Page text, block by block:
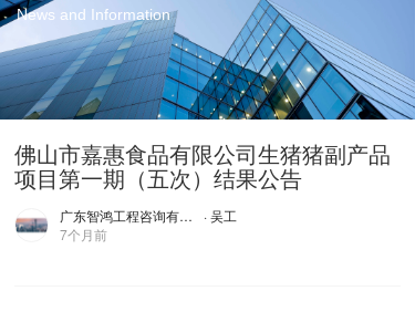
g
a
t
o
News and Information
佛山市嘉惠食品有限公司生猪猪副产品
项目第一期（五次）结果公告
广东智鸿工程咨询有限公司
· 吴工
7个月前